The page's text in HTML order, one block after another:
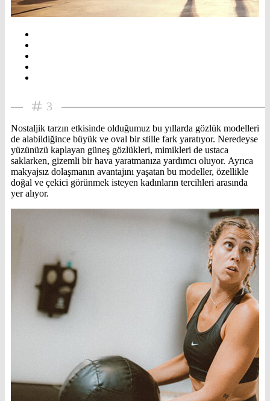
3
Nostaljik tarzın etkisinde olduğumuz bu yıllarda gözlük modelleri
de alabildiğince büyük ve oval bir stille fark yaratıyor. Neredeyse
yüzünüzü kaplayan güneş gözlükleri, mimikleri de ustaca
saklarken, gizemli bir hava yaratmanıza yardımcı oluyor. Ayrıca
makyajsız dolaşmanın avantajını yaşatan bu modeller, özellikle
doğal ve çekici görünmek isteyen kadınların tercihleri arasında
yer alıyor.